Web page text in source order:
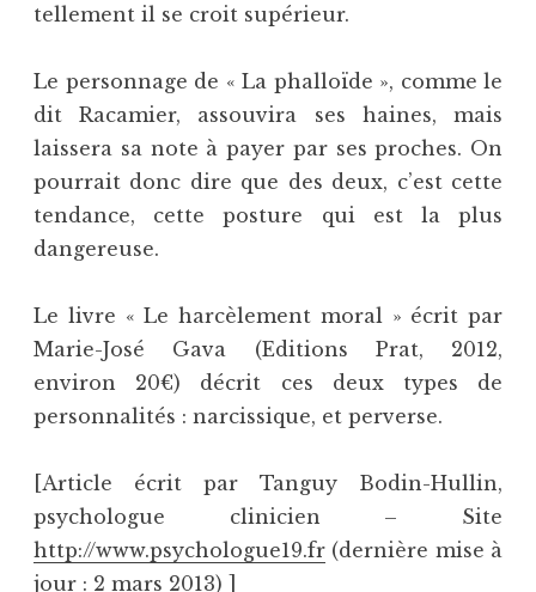
tellement il se croit supérieur.
Le personnage de « La phalloïde », comme le
dit Racamier, assouvira ses haines, mais
laissera sa note à payer par ses proches. On
pourrait donc dire que des deux, c’est cette
tendance, cette posture qui est la plus
dangereuse.
Le livre « Le harcèlement moral » écrit par
Marie-José Gava (Editions Prat, 2012,
environ 20€) décrit ces deux types de
personnalités : narcissique, et perverse.
[Article écrit par Tanguy Bodin-Hullin,
psychologue clinicien – Site
http://www.psychologue19.fr (dernière mise à
jour : 2 mars 2013) ]